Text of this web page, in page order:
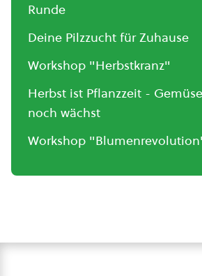
Runde
Deine Pilzzucht für Zuhause
Workshop "Herbstkranz"
Herbst ist Pflanzzeit -
noch wächst
Workshop